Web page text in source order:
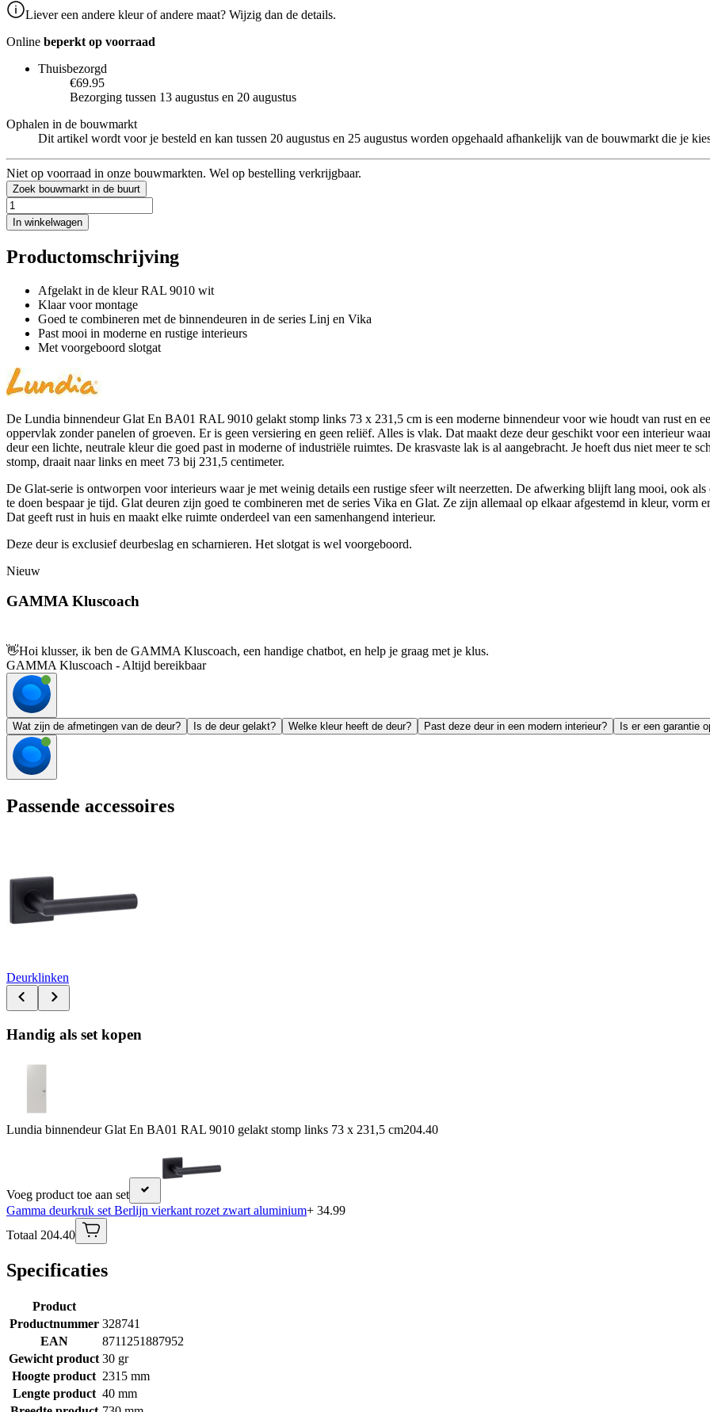
Liever een andere kleur of andere maat? Wijzig dan de details.
Online beperkt op voorraad
Thuisbezorgd
€69.95
Bezorging tussen 13 augustus en 20 augustus
Ophalen in de bouwmarkt
Dit artikel wordt voor je besteld en kan tussen 20 augustus en 25 augustus worden opgehaald afhankelijk van de bouwmarkt die je
Niet op voorraad in onze bouwmarkten. Wel op bestelling verkrijgbaar.
Zoek bouwmarkt in de buurt
In winkelwagen
Productomschrijving
Afgelakt in de kleur RAL 9010 wit
Klaar voor montage
Goed te combineren met de binnendeuren in de series Linj en Vika
Past mooi in moderne en rustige interieurs
Met voorgeboord slotgat
De Lundia binnendeur Glat En BA01 RAL 9010 gelakt stomp links 73 x 231,5 cm is een moderne binnendeur voor wie houdt van rust en
oppervlak zonder panelen of groeven. Er is geen versiering en geen reliëf. Alles is vlak. Dat maakt deze deur geschikt voor een interieur
deur een lichte, neutrale kleur die goed past in moderne of industriële ruimtes. De krasvaste lak is al aangebracht. Je hoeft dus niet meer te
stomp, draait naar links en meet 73 bij 231,5 centimeter.
De Glat-serie is ontworpen voor interieurs waar je met weinig details een rustige sfeer wilt neerzetten. De afwerking blijft lang mooi, ook
te doen bespaar je tijd. Glat deuren zijn goed te combineren met de series Vika en Glat. Ze zijn allemaal op elkaar afgestemd in kleur, vorm
Dat geeft rust in huis en maakt elke ruimte onderdeel van een samenhangend interieur.
Deze deur is exclusief deurbeslag en scharnieren. Het slotgat is wel voorgeboord.
Nieuw
GAMMA Kluscoach
👋Hoi klusser, ik ben de GAMMA Kluscoach, een handige chatbot, en help je graag met je klus.
GAMMA Kluscoach - Altijd bereikbaar
Wat zijn de afmetingen van de deur? Is de deur gelakt? Welke kleur heeft de deur? Past deze deur in een modern interieur? Is er een garantie
Passende accessoires
Deurklinken
Handig als set kopen
Lundia binnendeur Glat En BA01 RAL 9010 gelakt stomp links 73 x 231,5 cm204.40
Voeg product toe aan set
Gamma deurkruk set Berlijn vierkant rozet zwart aluminium+ 34.99
Totaal 204.40
Specificaties
Product
Productnummer 328741
EAN
8711251887952
Gewicht product 30 gr
Hoogte product 2315 mm
Lengte product 40 mm